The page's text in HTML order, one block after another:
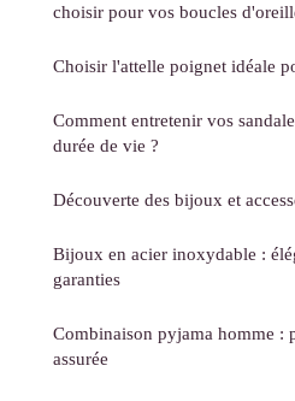
choisir pour vos boucles
Choisir l'attelle poignet idéale
Comment entretenir vos
durée de vie ?
Découverte des bijoux et
Bijoux en acier inoxydable :
garanties
Combinaison pyjama homme :
assurée